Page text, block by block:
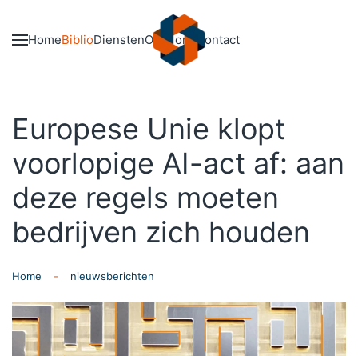
Skip to main content
HomeBiblioDienstenOver onsContact
Europese Unie klopt
voorlopige AI-act af: aan
deze regels moeten
bedrijven zich houden
Home nieuwsberichten